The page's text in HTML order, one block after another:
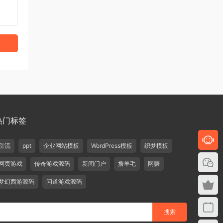
门标签
流 ppt 企业网站模板 WordPress模板 织梦模板
页游戏 传奇游戏源码 新闻门户 撸羊毛 网赚
幻西游源码 问道游戏源码